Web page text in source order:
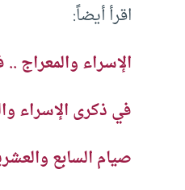
اقرأ أيضاً:
الإسراء والمعراج
في ذكرى الإسراء
صيام السابع